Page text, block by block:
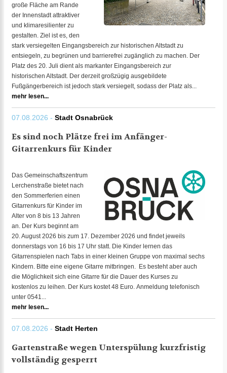
große Fläche am Rande
der Innenstadt attraktiver
und klimaresilienter zu
gestalten. Ziel ist es, den
stark versiegelten Eingangsbereich zur historischen Altstadt zu
entsiegeln, zu begrünen und barrierefrei zugänglich zu machen. Der
Platz des 20. Juli dient als markanter Eingangsbereich zur
historischen Altstadt. Der derzeit großzügig ausgebildete
Fußgängerbereich ist jedoch stark versiegelt, sodass der Platz als...
mehr lesen...
07.08.2026 - Stadt Osnabrück
Es sind noch Plätze frei im Anfänger-
Gitarrenkurs für Kinder
Das Gemeinschaftszentrum
Lerchenstraße bietet nach
den Sommerferien einen
Gitarrenkurs für Kinder im
Alter von 8 bis 13 Jahren
an. Der Kurs beginnt am
20. August 2026 bis zum 17. Dezember 2026 und findet jeweils
donnerstags von 16 bis 17 Uhr statt. Die Kinder lernen das
Gitarrenspielen nach Tabs in einer kleinen Gruppe von maximal sechs
Kindern. Bitte eine eigene Gitarre mitbringen. Es besteht aber auch
die Möglichkeit sich eine Gitarre für die Dauer des Kurses zu
kostenlos zu leihen. Der Kurs kostet 48 Euro. Anmeldung telefonisch
unter 0541...
mehr lesen...
07.08.2026 - Stadt Herten
Gartenstraße wegen Unterspülung kurzfristig
vollständig gesperrt